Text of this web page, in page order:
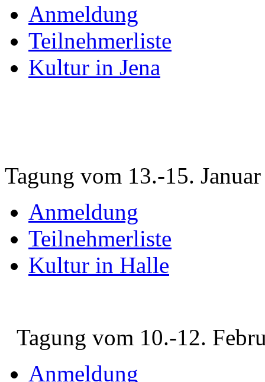
Anmeldung
Teilnehmerliste
Kultur in Jena
Tagung vom 13.-15.
Anmeldung
Teilnehmerliste
Kultur in Halle
Tagung vom 10.-12.
Anmeldung